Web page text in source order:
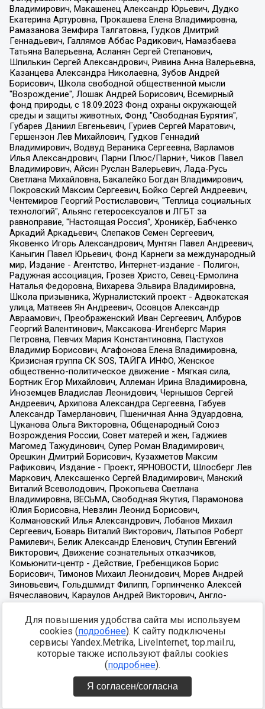
Для повышения удобства сайта мы используем
cookies (подробнее). К сайту подключены
сервисы Yandex.Metrika, LiveInternet, top.mail.ru,
которые также используют файлы cookies
(подробнее).
Я согласен/согласна